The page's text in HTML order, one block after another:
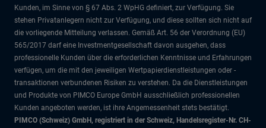
Kunden, im Sinne von § 67 Abs. 2 WpHG definiert, zur Verfügung. Sie
stehen Privatanlegern nicht zur Verfügung, und diese sollten sich nicht auf
die vorliegende Mitteilung verlassen. Gemäß Art. 56 der Verordnung (EU)
565/2017 darf eine Investmentgesellschaft davon ausgehen, dass
professionelle Kunden über die erforderlichen Kenntnisse und Erfahrungen
verfügen, um die mit den jeweiligen Wertpapierdienstleistungen oder -
transaktionen verbundenen Risiken zu verstehen. Da die Dienstleistungen
und Produkte von PIMCO Europe GmbH ausschließlich professionellen
Kunden angeboten werden, ist ihre Angemessenheit stets bestätigt.
PIMCO (Schweiz) GmbH, registriert in der Schweiz, Handelsregister-Nr. CH-